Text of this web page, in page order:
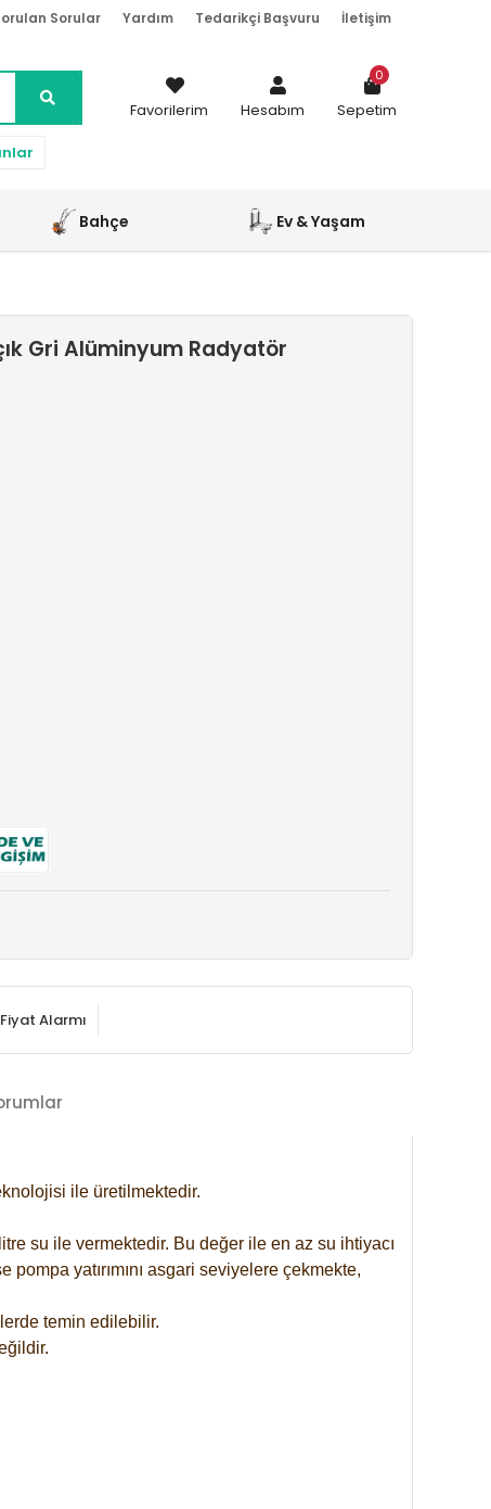
Sorular Yardım Tedarikçi Başvuru İletişim
Favorilerim Hesabım Sepetim
0
Bahçe Ev & Yaşam
Gri Alüminyum Radyatör
Fiyat Alarmı
ile üretilmektedir.
su ile vermektedir. Bu değer ile en az su ihtiyacı
yatırımını asgari seviyelere çekmekte,
temin edilebilir.